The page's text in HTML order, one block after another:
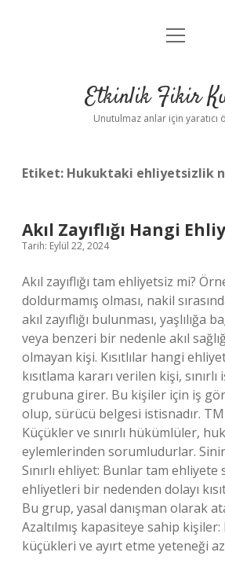
Anasayfa
Yasal Uyarı
menüyü
Etkinlik Fikir
Unutulmaz anlar için yaratıcı
Etiket: Hukuktaki ehliyetsizlik
Akıl Zayıflığı Hangi
Tarih: Eylül 22, 2024
Akıl zayıflığı tam ehliyetsiz mi?
doldurmamış olması, nakil
akıl zayıflığı bulunması, yaşlılığa
veya benzeri bir nedenle akıl
olmayan kişi. Kısıtlılar hangi
kısıtlama kararı verilen kişi,
grubuna girer. Bu kişiler için iş
olup, sürücü belgesi istisnadır.
Küçükler ve sınırlı hükümlüler,
eylemlerinden sorumludurlar.
Sınırlı ehliyet: Bunlar tam ehliyete
ehliyetleri bir nedenden dolayı
Bu grup, yasal danışman olarak
Azaltılmış kapasiteye sahip
küçükleri ve ayırt etme yeteneği